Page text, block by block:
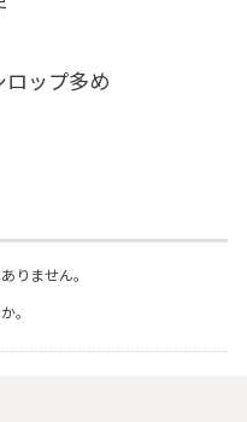
ップ多め
りません。
。